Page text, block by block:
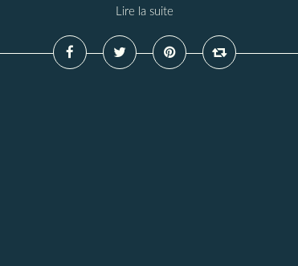
Lire la suite